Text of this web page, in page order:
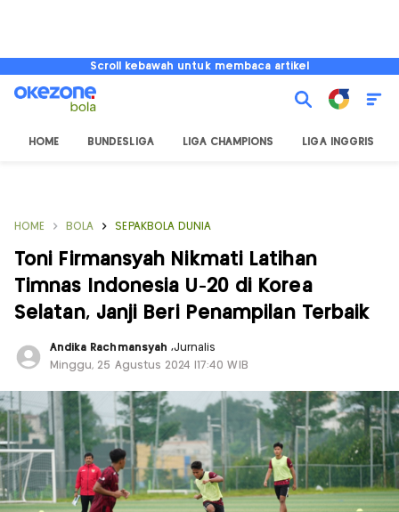
Scroll kebawah untuk membaca artikel
HOME BUNDESLIGA LIGA CHAMPIONS LIGA INGGRIS
HOME BOLA SEPAKBOLA DUNIA
Toni Firmansyah Nikmati Latihan
Timnas Indonesia U-20 di Korea
Selatan, Janji Beri Penampilan Terbaik
Andika Rachmansyah ,Jurnalis
Minggu, 25 Agustus 2024 |17:40 WIB